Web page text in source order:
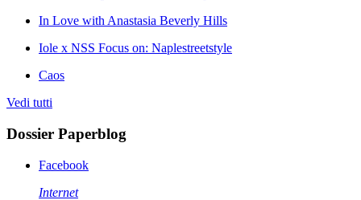
In Love with Anastasia Beverly Hills
Iole x NSS Focus on: Naplestreetstyle
Caos
Vedi tutti
Dossier Paperblog
Facebook
Internet